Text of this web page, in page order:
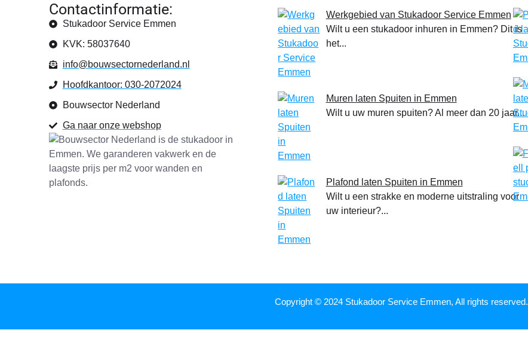
Contactinformatie:
Stukadoor Service Emmen
KVK: 58037640
info@bouwsectornederland.nl
Hoofdkantoor: 030-2072024
Bouwsector Nederland
Ga naar onze webshop
Werkgebied van Stukadoor Service Emmen
Wilt u een stukadoor inhuren in Emmen? Dit is
het...
Muren laten Spuiten in Emmen
Wilt u uw muren spuiten? Al meer dan 20 jaar...
Plafond laten Spuiten in Emmen
Wilt u een strakke en moderne uitstraling voor
uw interieur?...
Copyright © 2024 Stukadoor Service Emmen, All rights reserved.